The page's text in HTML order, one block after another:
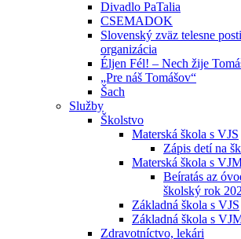
Divadlo PaTalia
CSEMADOK
Slovenský zväz telesne
organizácia
Éljen Fél! – Nech žije
„Pre náš Tomášov“
Šach
Služby
Školstvo
Materská škola s VJS
Zápis detí na
Materská škola s
Beíratás az
školský rok
Základná škola s VJS
Základná škola s
Zdravotníctvo, lekári